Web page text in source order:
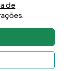
Tire Aqui
de